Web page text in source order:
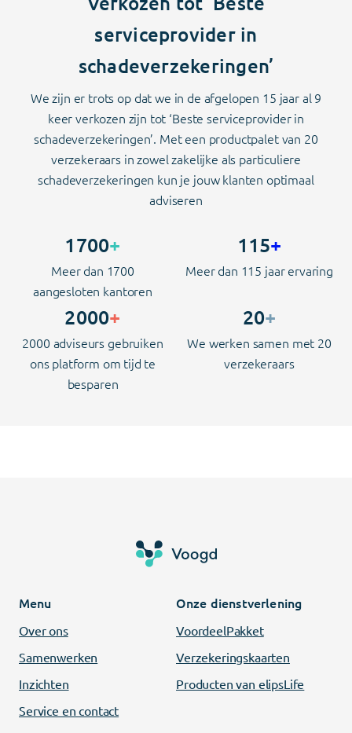
serviceprovider in
schadeverzekeringen’
We zijn er trots op dat we in de afgelopen 15 jaar al 9
keer verkozen zijn tot ‘Beste serviceprovider in
schadeverzekeringen’. Met een productpalet van 20
verzekeraars in zowel zakelijke als particuliere
schadeverzekeringen kun je jouw klanten optimaal
adviseren
1700+
Meer dan 1700
aangesloten kantoren
115+
Meer dan 115 jaar ervaring
2000+
2000 adviseurs gebruiken
ons platform om tijd te
besparen
20+
We werken samen met 20
verzekeraars
Menu
Over ons
Samenwerken
Inzichten
Service en contact
Onze dienstverlening
VoordeelPakket
Verzekeringskaarten
Producten van elipsLife